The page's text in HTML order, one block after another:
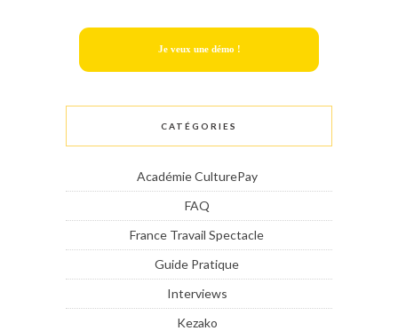
Je veux une démo !
CATÉGORIES
Académie CulturePay
FAQ
France Travail Spectacle
Guide Pratique
Interviews
Kezako